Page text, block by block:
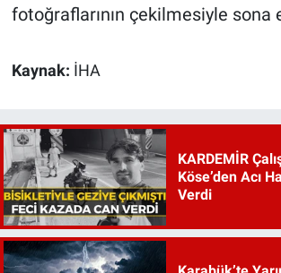
fotoğraflarının çekilmesiyle sona
Kaynak: İHA
KARDEMİR
Köse’den Acı
Verdi